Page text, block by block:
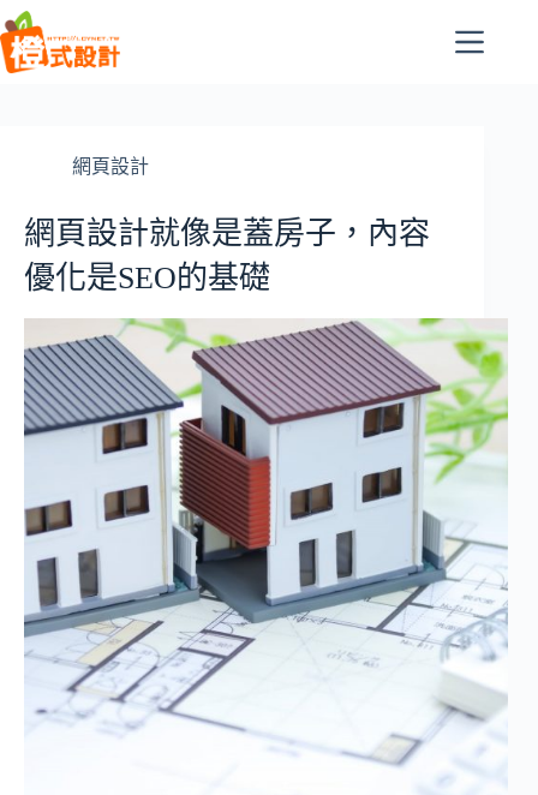
跳
至
主
網頁設計
網頁設計就像是蓋房子，內容
優化是SEO的基礎